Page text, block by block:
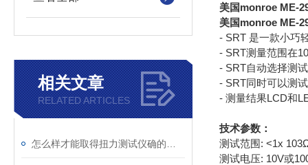
相关文章
RELATED ARTICLES
美国monroe ME-
美国monroe ME-
- SRT 是一款小巧
- SRT测量范围在
- SRT自动选择测
- SRT同时可以测
- 测量结果LCD和
技术参数：
测试范围: <1x
测试电压: 10V或